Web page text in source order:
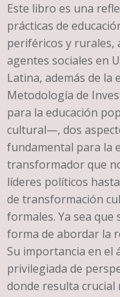
Este libro es una
prácticas de
periféricos y rurales,
agentes sociales en
Latina, además de la
Metodología de
para la educación
cultural—, dos
fundamental para la
transformador que
líderes políticos
de transformación
formales. Ya sea
forma de abordar la
Su importancia en el
privilegiada de
donde resulta